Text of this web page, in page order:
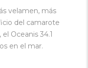
velamen, más
del camarote
Oceanis 34.1
en el mar.